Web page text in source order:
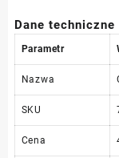
Dane
Parametr
Nazwa
SKU
Cena